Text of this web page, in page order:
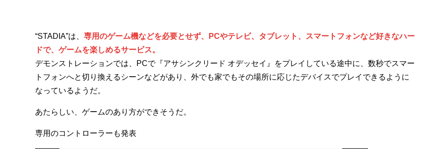
“STADIA”は、 専用のゲーム機などを必要とせず、PCやテレビ、タブレット、スマートフォンなど好きなハー
ドで、ゲームを楽しめるサービス。
デモンストレーションでは、PCで『アサシンクリード オデッセイ』をプレイしている途中に、数秒でスマー
トフォンへと切り換えるシーンなどがあり、外でも家でもその場所に応じたデバイスでプレイできるように
なっているようだ。
あたらしい、ゲームのあり方ができそうだ。
専用のコントローラーも発表